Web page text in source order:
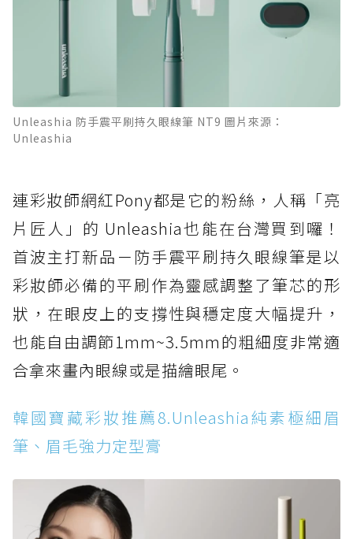
Unleashia 防手震平刷持久眼線筆 NT9 圖片來源：
Unleashia
連彩妝師網紅Pony都是它的粉絲，人稱「亮
片匠人」的 Unleashia也能在台灣買到囉！
首波主打新品－防手震平刷持久眼線筆是以
彩妝師必備的平刷作為靈感調整了筆芯的形
狀，在眼皮上的支撐性與穩定度大幅提升，
也能自由調節1mm~3.5mm的粗細度非常適
合拿來畫內眼線或是描繪眼尾。
韓國寶藏彩妝推薦8.Unleashia純素極細眉
筆、眉毛強力定型膏